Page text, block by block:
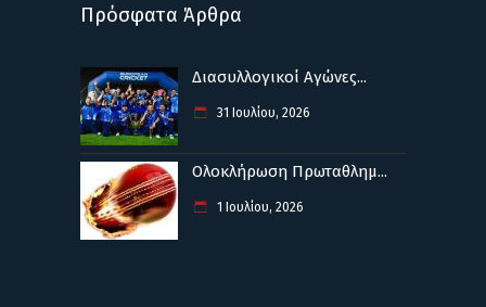
Πρόσφατα Άρθρα
Διασυλλογικοί Αγώνες...
31 Ιουλίου, 2026
Ολοκλήρωση Πρωταθλημ...
1 Ιουλίου, 2026